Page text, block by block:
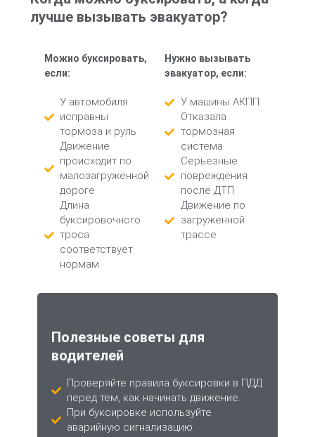
лучше вызывать эвакуатор?
Можно буксировать,
если:
У автомобиля
исправны
тормоза и руль
Движение
происходит по
малозагруженной
дороге
Длина
буксировочного
троса
соответствует
нормам
Нужно вызывать
эвакуатор, если:
У машины АКПП
Отказала
тормозная
система
Серьезные
повреждения
после ДТП
Движение по
загруженной
трассе
Полезные советы для
водителей
Проверяйте правила буксировки в ПДД
перед тем, как начинать движение.
При буксировке используйте
аварийную сигнализацию.